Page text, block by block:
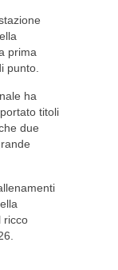
prima
punto.
ha
titoli
due
ricco